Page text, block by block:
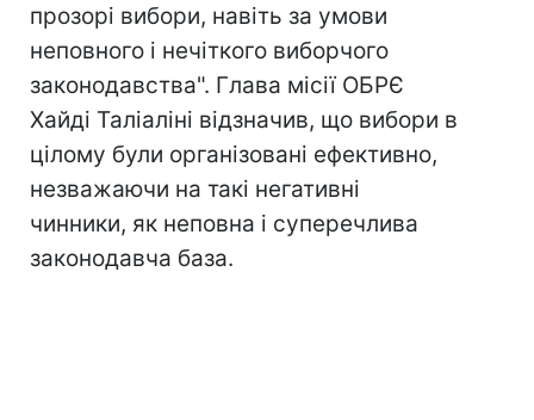
прозорі вибори, навіть за умови
неповного і нечіткого виборчого
законодавства". Глава місії ОБРЄ
Хайді Таліаліні відзначив, що вибори в
цілому були організовані ефективно,
незважаючи на такі негативні
чинники, як неповна і суперечлива
законодавча база.